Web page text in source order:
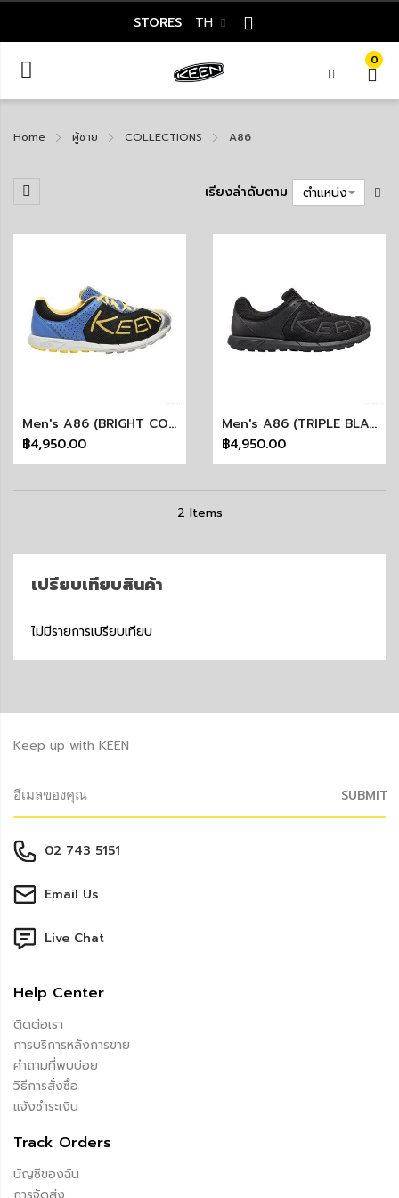
STORES TH
0
Home ผู้ชาย COLLECTIONS A86
เรียงลำดับตาม
Men's A86 (BRIGHT COBALT/BLACK)
฿4,950.00
Men's A86 (TRIPLE BLACK)
฿4,950.00
2 Items
เปรียบเทียบสินค้า
ไม่มีรายการเปรียบเทียบ
Keep up with KEEN
SUBMIT
02 743 5151
Email Us
Live Chat
Help Center
ติดต่อเรา
การบริการหลังการขาย
คำถามที่พบบ่อย
วิธีการสั่งซื้อ
แจ้งชำระเงิน
Track Orders
บัญชีของฉัน